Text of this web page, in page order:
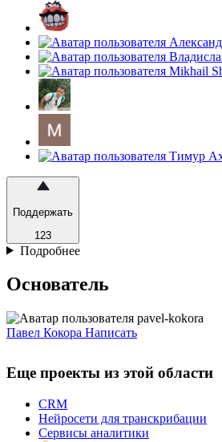
Поддержать
123
Подробнее
Основатель
Павел Кокора Написать
Еще проекты из этой области
CRM
Нейросети для транскрибации
Сервисы аналитики